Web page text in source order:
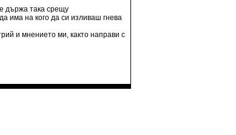
държа така срещу
има на кого да си изливаш гнева
и мнението ми, както направи с